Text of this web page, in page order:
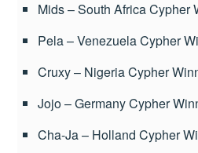
Mids – South Africa Cypher
Pela – Venezuela Cypher
Cruxy – Nigeria Cypher
Jojo – Germany Cypher
Cha-Ja – Holland Cypher